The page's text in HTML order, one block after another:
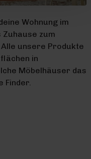
Wohnung im
Zuhause zum
Alle unsere Produkte
in
Möbelhäuser das
Finder.